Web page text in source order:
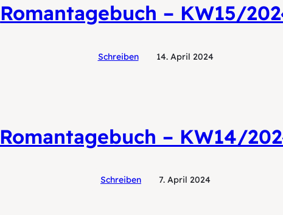
Romantagebuch – KW15/
Schreiben 14. April 2024
Romantagebuch – KW14/
Schreiben 7. April 2024